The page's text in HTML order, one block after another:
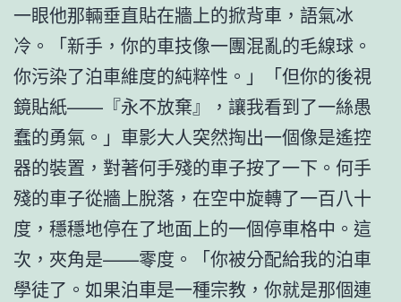
一眼他那輛垂直貼在牆上的掀背車，語氣冰
冷。「新手，你的車技像一團混亂的毛線球。
你污染了泊車維度的純粹性。」「但你的後視
鏡貼紙——『永不放棄』，讓我看到了一絲愚
蠢的勇氣。」車影大人突然掏出一個像是遙控
器的裝置，對著何手殘的車子按了一下。何手
殘的車子從牆上脫落，在空中旋轉了一百八十
度，穩穩地停在了地面上的一個停車格中。這
次，夾角是——零度。「你被分配給我的泊車
學徒了。如果泊車是一種宗教，你就是那個連